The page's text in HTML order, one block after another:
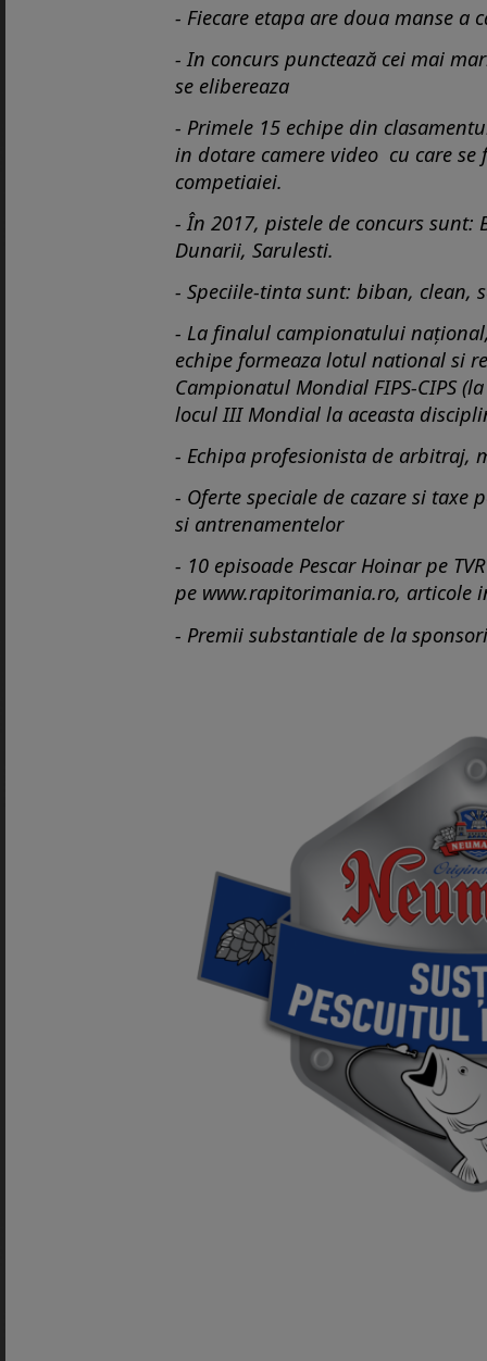
- Fiecare etapa are doua manse a
- In concurs punctează cei mai
se elibereaza
- Primele 15 echipe din
in dotare camere video cu care
competiaiei.
- În 2017, pistele de concurs sunt:
Dunarii, Sarulesti.
- Speciile-tinta sunt: biban, clean,
- La finalul campionatului
echipe formeaza lotul national si
Campionatul Mondial FIPS-CIPS
locul III Mondial la aceasta
- Echipa profesionista de arbitraj,
- Oferte speciale de cazare si taxe
si antrenamentelor
- 10 episoade Pescar Hoinar pe
pe www.rapitorimania.ro, articole
- Premii substantiale de la